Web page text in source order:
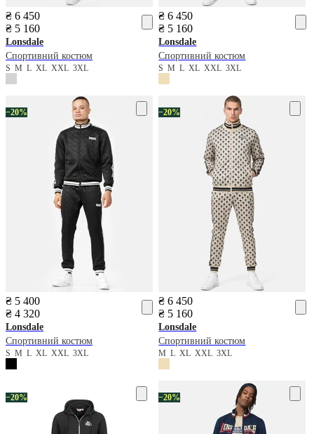
₴ 6 450
₴ 5 160
Lonsdale
Спортивний костюм
S M L XL XXL 3XL
₴ 6 450
₴ 5 160
Lonsdale
Спортивний костюм
SMLXLXXL3XL
−20%
₴ 5 400
₴ 4 320
Lonsdale
Спортивний костюм
S M L XL XXL 3XL
−20%
₴ 6 450
₴ 5 160
Lonsdale
Спортивний костюм
MLXLXXL3XL
−20% −20%